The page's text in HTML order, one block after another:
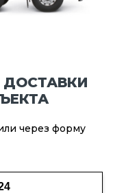
через форму